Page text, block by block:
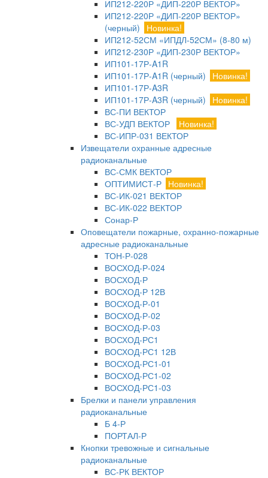
ИП212-220Р «ДИП-220Р ВЕКТОР»
ИП212-220Р «ДИП-220Р ВЕКТОР»
(черный)
Новинка!
ИП212-52СМ «ИПДЛ-52СМ» (8-80 м)
ИП212-230Р «ДИП-230Р ВЕКТОР»
ИП101-17Р-A1R
ИП101-17Р-A1R (черный)
Новинка!
ИП101-17Р-A3R
ИП101-17Р-A3R (черный)
Новинка!
ВС-ПИ ВЕКТОР
ВС-УДП ВЕКТОР
Новинка!
ВС-ИПР-031 ВЕКТОР
Извещатели охранные адресные
радиоканальные
ВС-СМК ВЕКТОР
ОПТИМИСТ-Р Новинка!
ВС-ИК-021 ВЕКТОР
ВС-ИК-022 ВЕКТОР
Сонар-Р
Оповещатели пожарные, охранно-пожарные
адресные радиоканальные
ТОН-Р-028
ВОСХОД-Р-024
ВОСХОД-Р
ВОСХОД-Р 12В
ВОСХОД-Р-01
ВОСХОД-Р-02
ВОСХОД-Р-03
ВОСХОД-РС1
ВОСХОД-РС1 12В
ВОСХОД-РС1-01
ВОСХОД-РС1-02
ВОСХОД-РС1-03
Брелки и панели управления
радиоканальные
Б 4-Р
ПОРТАЛ-Р
Кнопки тревожные и сигнальные
радиоканальные
ВС-РК ВЕКТОР